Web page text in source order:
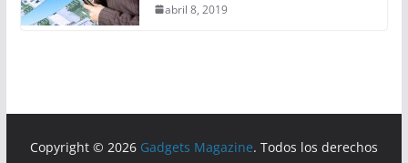
abril 8, 2019
Copyright © 2026 Gadgets Magazine. Todos los derechos